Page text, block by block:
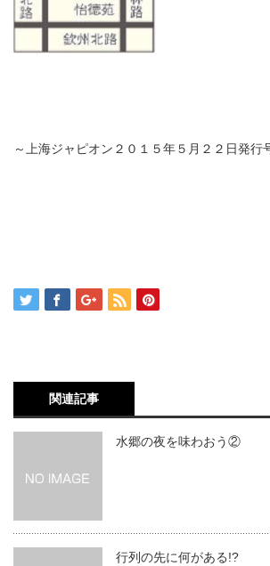
～上海ジャピオン２０１５年５月２２日発行
関連記事
水郷の夜を味わおう②
行列の先に何がある!?